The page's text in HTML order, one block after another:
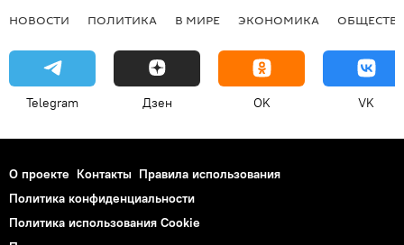
НОВОСТИ ПОЛИТИКА В МИРЕ ЭКОНОМИКА
Telegram Дзен OK VK
О проекте Контакты Правила использования
Политика конфиденциальности
Политика использования Cookie